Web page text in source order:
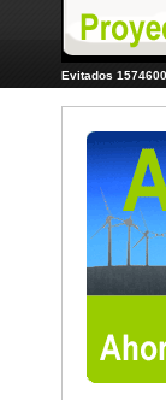
Evitados